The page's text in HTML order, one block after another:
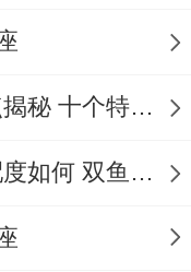
到猫咪后空
同事的介绍里
关紧要的小
- 正在悄悄串
处女座女生性格脾气及弱点揭秘 十个特点惊人！
双鱼座和天秤座的爱情匹配度如何 双鱼天秤缘分会怎样